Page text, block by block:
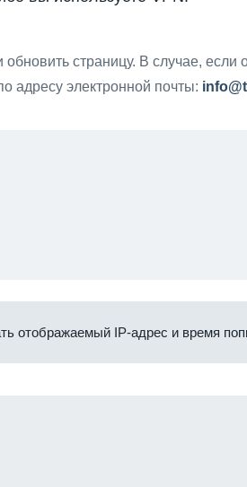
страницу. В случае, если
адресу электронной почты:
отображаемый IP-адрес и время